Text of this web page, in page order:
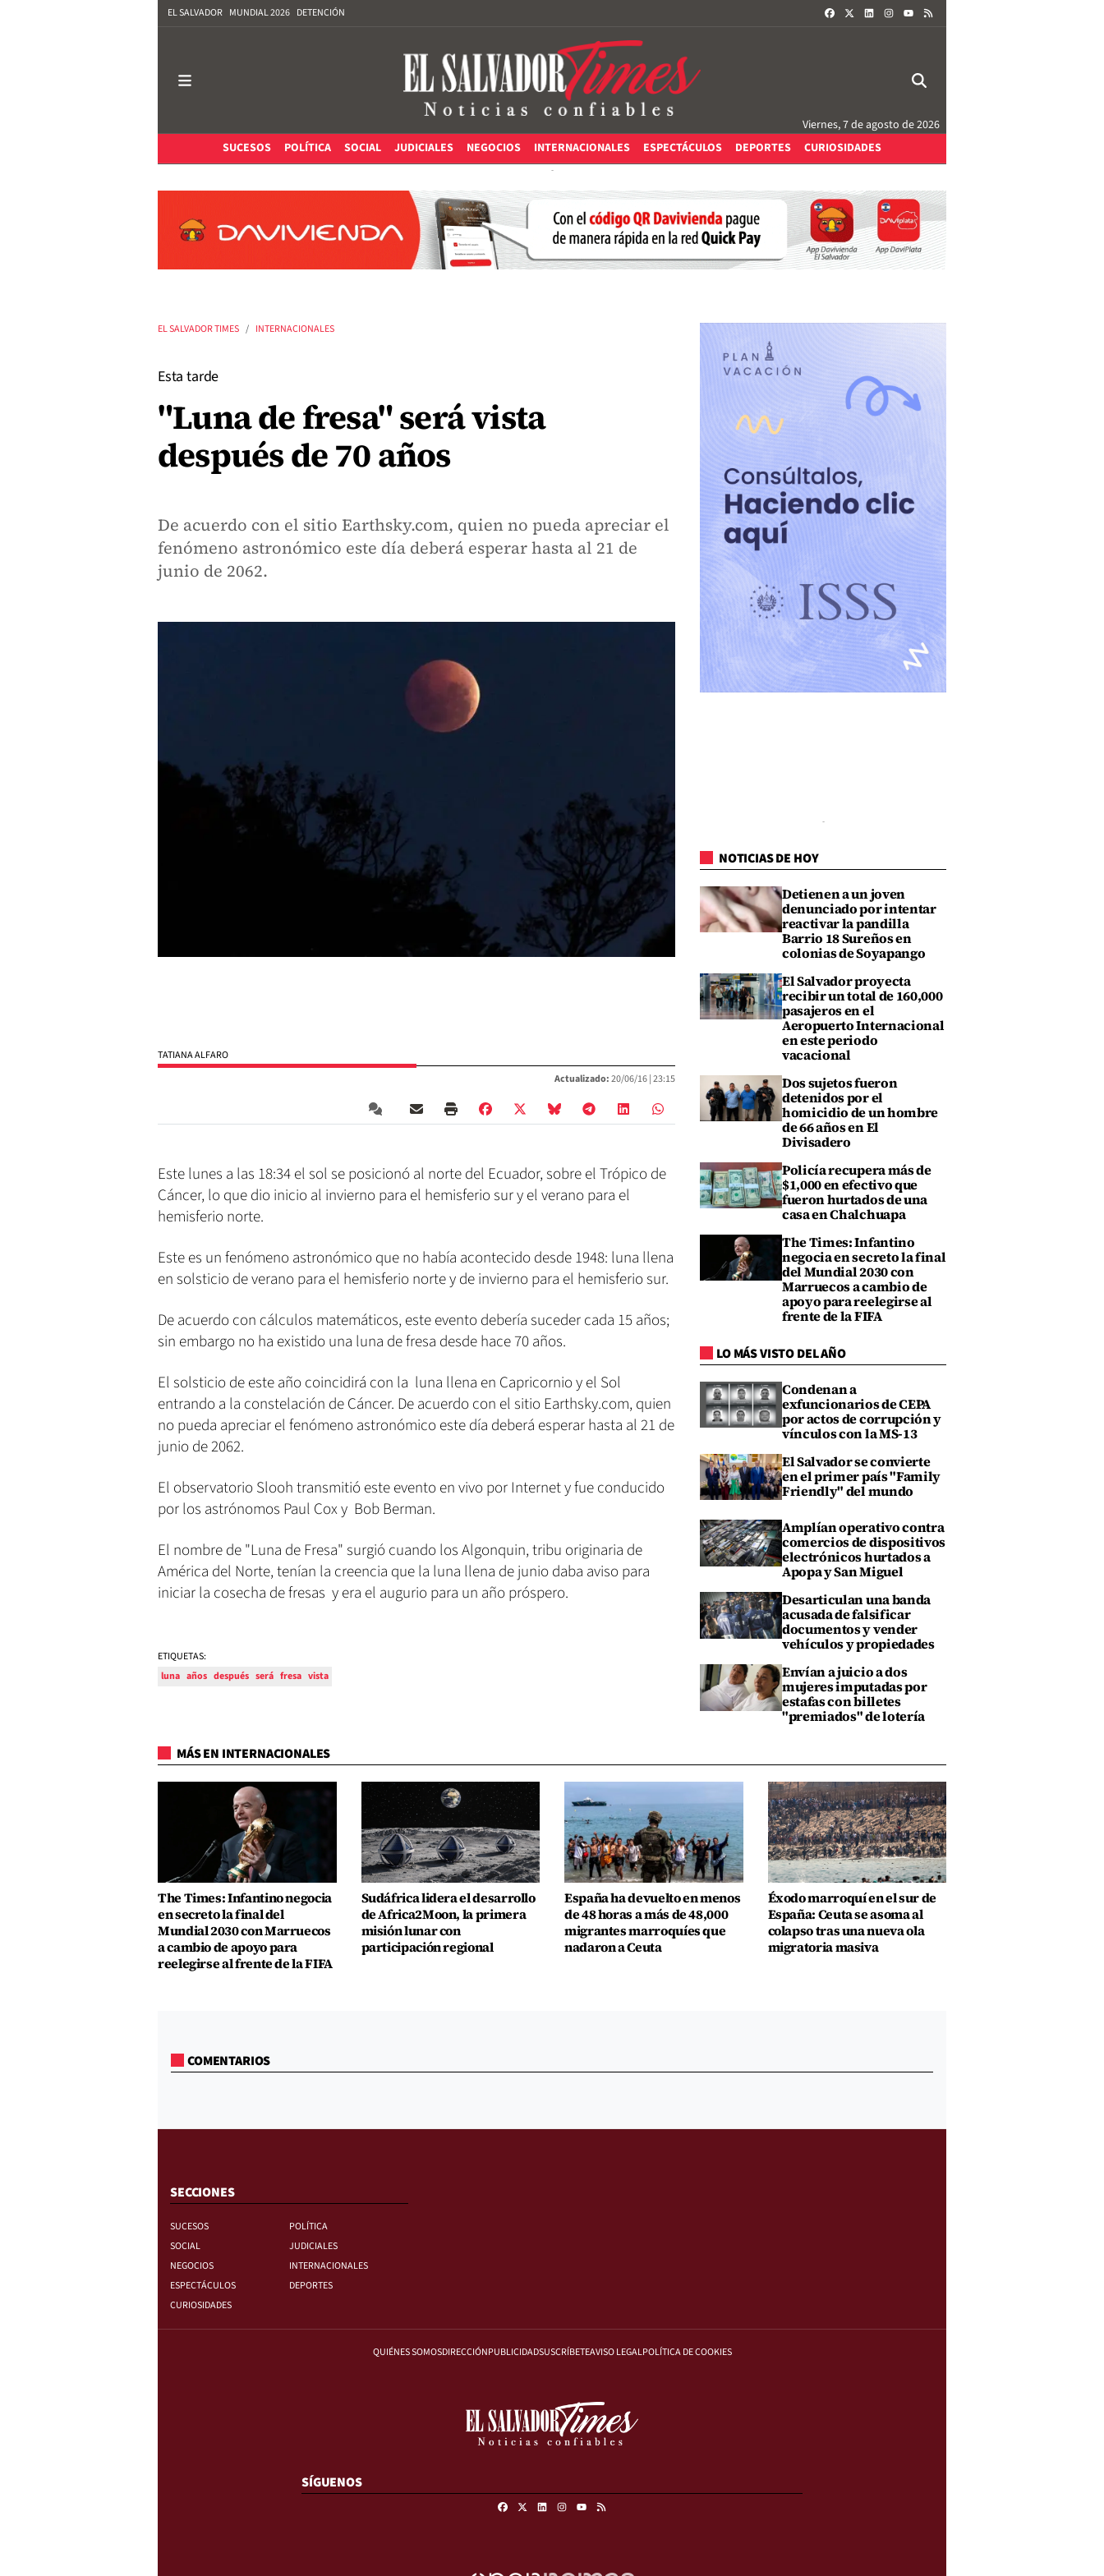
EL SALVADOR MUNDIAL 2026 DETENCIÓN FACEBOOKLINKEDININSTAGRAM
Viernes, 7 de agosto de 2026
SUCESOS
POLÍTICA SOCIAL JUDICIALES NEGOCIOS INTERNACIONALES ESPECTÁCULOS DEPORTES CURIOSIDADES
EL SALVADOR TIMES INTERNACIONALES
Esta tarde
"Luna de fresa" será vista
después de 70 años
De acuerdo con el sitio Earthsky.com, quien no pueda apreciar el
fenómeno astronómico este día deberá esperar hasta al 21 de
junio de 2062.
TATIANA ALFARO
Actualizado:20/06/16 |23:15
Este lunes a las 18:34 el sol se posicionó al norte del Ecuador, sobre el Trópico de
Cáncer, lo que dio inicio al invierno para el hemisferio sur y el verano para el
hemisferio norte.
Este es un fenómeno astronómico que no había acontecido desde 1948: luna llena
en solsticio de verano para el hemisferio norte y de invierno para el hemisferio sur.
De acuerdo con cálculos matemáticos, este evento debería suceder cada 15 años;
sin embargo no ha existido una luna de fresa desde hace 70 años.
El solsticio de este año coincidirá con la luna llena en Capricornio y el Sol
entrando a la constelación de Cáncer. De acuerdo con el sitio Earthsky.com, quien
no pueda apreciar el fenómeno astronómico este día deberá esperar hasta al 21 de
junio de 2062.
El observatorio Slooh transmitió este evento en vivo por Internet y fue conducido
por los astrónomos Paul Cox y Bob Berman.
El nombre de "Luna de Fresa" surgió cuando los Algonquin, tribu originaria de
América del Norte, tenían la creencia que la luna llena de junio daba aviso para
iniciar la cosecha de fresas y era el augurio para un año próspero.
ETIQUETAS:
luna años después será fresa vista
NOTICIAS DE HOY
Detienen a un joven
denunciado por intentar
reactivar la pandilla
Barrio 18 Sureños en
colonias de Soyapango
El Salvador proyecta
recibir un total de 160,000
pasajeros en el
Aeropuerto Internacional
en este periodo
vacacional
Dos sujetos fueron
detenidos por el
homicidio de un hombre
de 66 años en El
Divisadero
Policía recupera más de
$1,000 en efectivo que
fueron hurtados de una
casa en Chalchuapa
The Times: Infantino
negocia en secreto la final
del Mundial 2030 con
Marruecos a cambio de
apoyo para reelegirse al
frente de la FIFA
LO MÁS VISTO DEL AÑO
Condenan a
exfuncionarios de CEPA
por actos de corrupción y
vínculos con la MS-13
El Salvador se convierte
en el primer país "Family
Friendly" del mundo
Amplían operativo contra
comercios de dispositivos
electrónicos hurtados a
Apopa y San Miguel
Desarticulan una banda
acusada de falsificar
documentos y vender
vehículos y propiedades
Envían a juicio a dos
mujeres imputadas por
estafas con billetes
"premiados" de lotería
MÁS EN INTERNACIONALES
The Times: Infantino negocia
en secreto la final del
Mundial 2030 con Marruecos
a cambio de apoyo para
reelegirse al frente de la FIFA
Sudáfrica lidera el desarrollo
de Africa2Moon, la primera
misión lunar con
participación regional
España ha devuelto en menos
de 48 horas a más de 48,000
migrantes marroquíes que
nadaron a Ceuta
Éxodo marroquí en el sur de
España: Ceuta se asoma al
colapso tras una nueva ola
migratoria masiva
COMENTARIOS
SECCIONES
SUCESOS
POLÍTICA
SOCIAL
JUDICIALES
NEGOCIOS
INTERNACIONALES
ESPECTÁCULOS
DEPORTES
CURIOSIDADES
QUIÉNES SOMOSDIRECCIÓNPUBLICIDADSUSCRÍBETEAVISO LEGALPOLÍTICA DE COOKIES
SÍGUENOS
FacebookLinkedinInstagram